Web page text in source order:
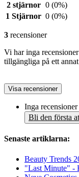
2 stjärnor 0 (0%)
1 Stjärnor 0 (0%)
3 recensioner
Vi har inga
tillgängliga på ett
Visa recensioner
Inga
Bli den första
Senaste artiklarna:
Beauty Trends
"Last Minute" -